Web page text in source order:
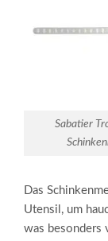
Sabatier
Das
Utensil, um
was besonders